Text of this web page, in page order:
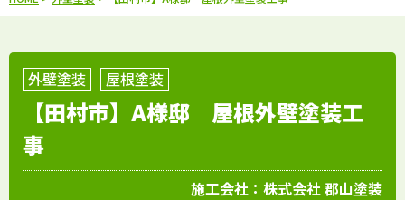
外壁塗装 屋根塗装
【田村市】A様邸 屋根外壁塗装工
事
施工会社： 株式会社 郡山塗装